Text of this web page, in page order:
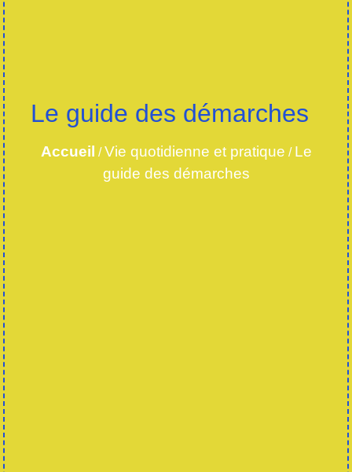
Le guide des démarches
Accueil /Vie quotidienne et pratique / Le
guide des démarches